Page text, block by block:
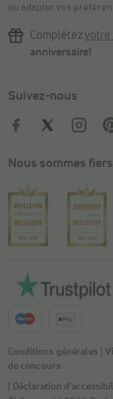
ou adapter vos
Complétez votre
anniversaire!
Suivez-nous
Nous sommes
Conditions générales
de concours
Déclaration